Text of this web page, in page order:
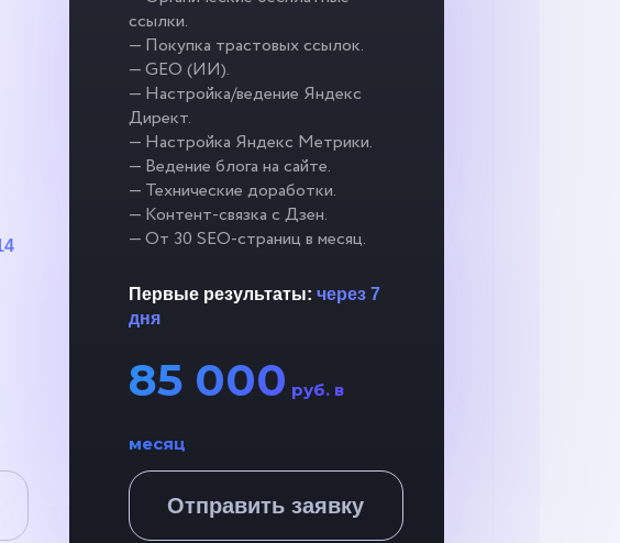
ссылки.
— Покупка трастовых ссылок.
— GEO (ИИ).
— Настройка/ведение Яндекс
Директ.
— Настройка Яндекс Метрики.
— Ведение блога на сайте.
— Технические доработки.
— Контент-связка с Дзен.
— От 30 SEO-страниц в месяц.
Первые результаты: через 7
дня
85 000 руб. в
месяц
Отправить заявку